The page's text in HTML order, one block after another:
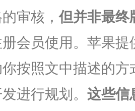
的审核，但并非最终
册会员使用。苹果
按照文中描述的
进行规划。这些信